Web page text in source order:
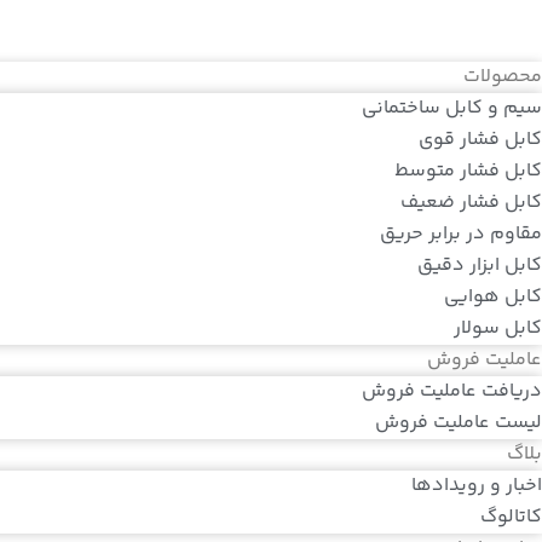
محصولات
سیم و کابل ساختمانی
کابل فشار قوی
کابل فشار متوسط
کابل فشار ضعیف
مقاوم در برابر حریق
کابل ابزار دقیق
کابل هوایی
کابل سولار
عاملیت فروش
دریافت عاملیت فروش
لیست عاملیت فروش
بلاگ
اخبار و رویدادها
کاتالوگ